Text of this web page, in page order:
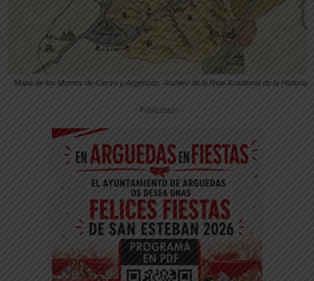
Mapa de los Montes de Cierzo y Argenzón. Archivo de la Real Academia de la Historia
-- Publicidad --